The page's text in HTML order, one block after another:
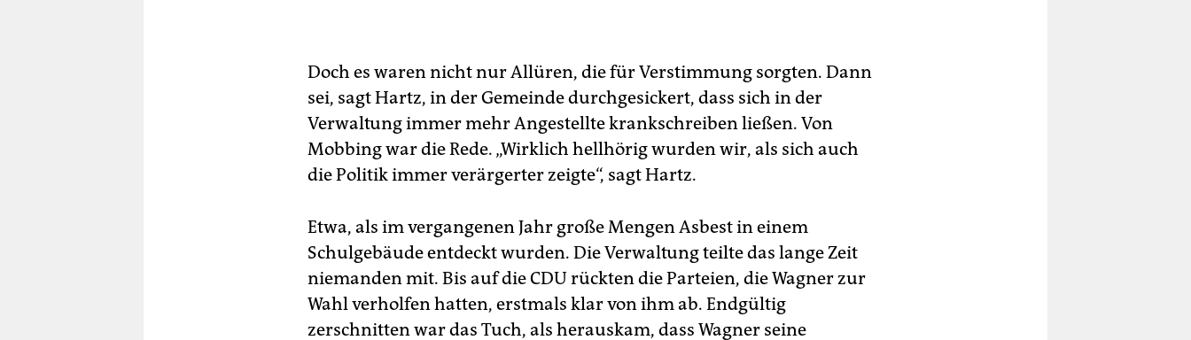
Doch es waren nicht nur Allüren, die für Verstimmung sorgten. Dann
sei, sagt Hartz, in der Gemeinde durchgesickert, dass sich in der
Verwaltung immer mehr Angestellte krankschreiben ließen. Von
Mobbing war die Rede. „Wirklich hellhörig wurden wir, als sich auch
die Politik immer verärgerter zeigte“, sagt Hartz.
Etwa, als im vergangenen Jahr große Mengen Asbest in einem
Schulgebäude entdeckt wurden. Die Verwaltung teilte das lange Zeit
niemanden mit. Bis auf die CDU rückten die Parteien, die Wagner zur
Wahl verholfen hatten, erstmals klar von ihm ab. Endgültig
zerschnitten war das Tuch, als herauskam, dass Wagner seine